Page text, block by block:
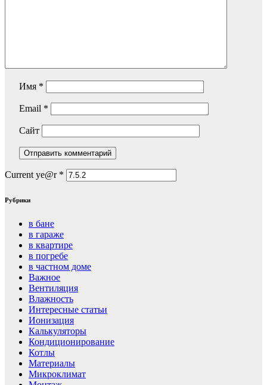
Имя *
Email *
Сайт
Current ye@r *
Рубрики
в бане
в гараже
в квартире
в погребе
в частном доме
Важное
Вентиляция
Влажность
Интересные статьи
Ионизация
Калькуляторы
Кондиционирование
Котлы
Материалы
Микроклимат